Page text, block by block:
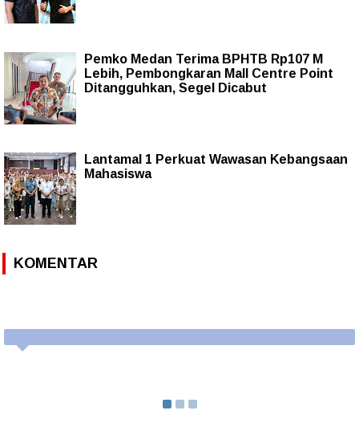
Pemko Medan Terima BPHTB Rp107 M
Lebih, Pembongkaran Mall Centre Point
Ditangguhkan, Segel Dicabut
Lantamal 1 Perkuat Wawasan Kebangsaan
Mahasiswa
KOMENTAR